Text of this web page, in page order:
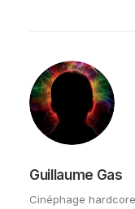
Guillaume Gas
Cinéphage